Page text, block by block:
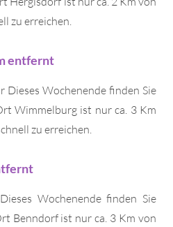
zu erreichen.
entfernt
Dieses Wochenende finden Sie
Wimmelburg ist nur ca. 3 Km
zu erreichen.
Wochenende finden Sie
Benndorf ist nur ca. 3 Km von